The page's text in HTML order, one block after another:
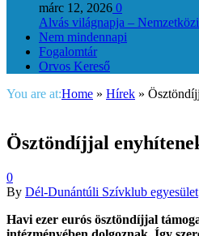
márc 12, 2026 0
Alvás világnapja –
Nem mindennapi
Fogalomtár
Orvos Kereső
You are at:Home » Hírek »
Ösztöndíjjal
0
By Dél-Dunántúli Szívklub egyesület
Havi ezer eurós ösztöndíjjal